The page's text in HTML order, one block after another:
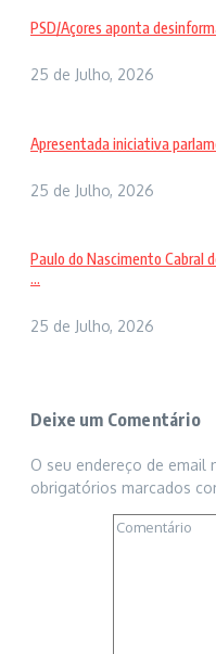
PSD/Açores aponta
25 de Julho, 2026
Apresentada iniciativa
25 de Julho, 2026
Paulo do Nascimento Cabral
...
25 de Julho, 2026
Deixe um Comentário
O seu endereço de email
obrigatórios marcados